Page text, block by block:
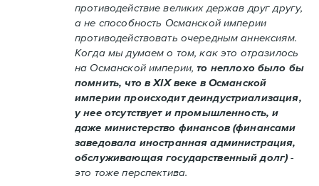
противодействие великих держав друг другу,
а не способность Османской империи
противодействовать очередным аннексиям.
Когда мы думаем о том, как это отразилось
на Османской империи,то неплохо было бы
помнить, что в XIX веке в Османской
империи происходит деиндустриализация,
у нее отсутствует и промышленность, и
даже министерство финансов (финансами
заведовала иностранная администрация,
обслуживающая государственный долг)-
это тоже перспектива.